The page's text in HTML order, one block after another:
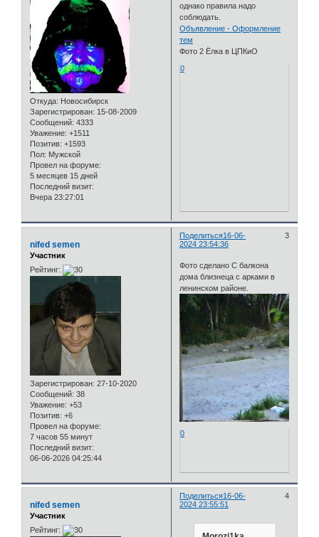
Откуда: Новосибирск
Зарегистрирован: 15-08-2009
Сообщений: 4333
Уважение: +1511
Позитив: +1593
Пол: Мужской
Провел на форуме:
5 месяцев 15 дней
Последний визит:
Вчера 23:27:01
однако правила надо
соблюдать.
Объявление - Оформление
тем
Фото 2 Ёлка в ЦПКиО
0
Поделиться 3
16-06-
2024 23:54:36
nifed semen
Участник
Рейтинг:
Зарегистрирован: 27-10-2020
Сообщений: 38
Уважение: +53
Позитив: +6
Провел на форуме:
7 часов 55 минут
Последний визит:
06-06-2026 04:25:44
Фото сделано С балкона
дома близнеца с арками в
ленинском районе.
0
Поделиться 4
16-06-
2024 23:55:51
nifed semen
Участник
Рейтинг: